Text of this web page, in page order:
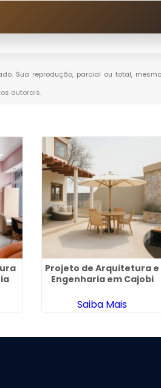
Sua reprodução, parcial ou total,
autorais.
Projeto de Arquitetura e
Engenharia em Cajobi
Saiba Mais